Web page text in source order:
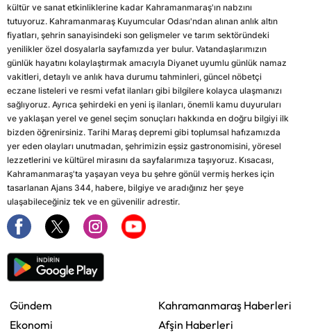
kültür ve sanat etkinliklerine kadar Kahramanmaraş'ın nabzını
tutuyoruz. Kahramanmaraş Kuyumcular Odası'ndan alınan anlık altın
fiyatları, şehrin sanayisindeki son gelişmeler ve tarım sektöründeki
yenilikler özel dosyalarla sayfamızda yer bulur. Vatandaşlarımızın
günlük hayatını kolaylaştırmak amacıyla Diyanet uyumlu günlük namaz
vakitleri, detaylı ve anlık hava durumu tahminleri, güncel nöbetçi
eczane listeleri ve resmi vefat ilanları gibi bilgilere kolayca ulaşmanızı
sağlıyoruz. Ayrıca şehirdeki en yeni iş ilanları, önemli kamu duyuruları
ve yaklaşan yerel ve genel seçim sonuçları hakkında en doğru bilgiyi ilk
bizden öğrenirsiniz. Tarihi Maraş depremi gibi toplumsal hafızamızda
yer eden olayları unutmadan, şehrimizin eşsiz gastronomisini, yöresel
lezzetlerini ve kültürel mirasını da sayfalarımıza taşıyoruz. Kısacası,
Kahramanmaraş'ta yaşayan veya bu şehre gönül vermiş herkes için
tasarlanan Ajans 344, habere, bilgiye ve aradığınız her şeye
ulaşabileceğiniz tek ve en güvenilir adrestir.
Gündem
Ekonomi
Kahramanmaraş Haberleri
Afşin Haberleri